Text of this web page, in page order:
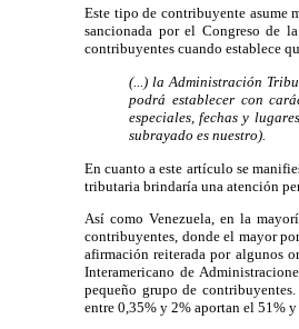
Este tipo de contribuyente asume
sancionada por el Congreso de
contribuyentes cuando establece
(...) la Administración
podrá establecer con
especiales, fechas y
subrayado es nuestro).
En cuanto a este artículo se
tributaria brindaría una atención
Así como Venezuela, en la
contribuyentes, donde el mayor
afirmación reiterada por algunos
Interamericano de
pequeño grupo de
entre 0,35% y 2% aportan el 51%